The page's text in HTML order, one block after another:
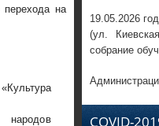
перехода на
19.05.2026
(ул.
собрание
COVID-